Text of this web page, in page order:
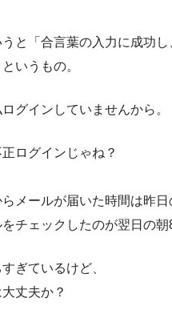
と「合言葉の入力に成功
いうもの。
グインしていませんから。
ログインじゃね？
メールが届いた時間は昨日
チェックしたのが翌日の朝
ぎているけど、
丈夫か？